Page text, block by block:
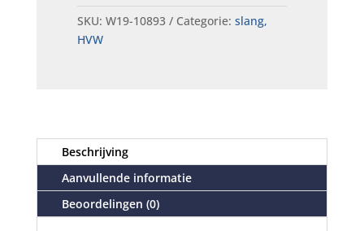
SKU: W19-10893 Categorie: slang,
HVW
Beschrijving
Aanvullende informatie
Beoordelingen (0)